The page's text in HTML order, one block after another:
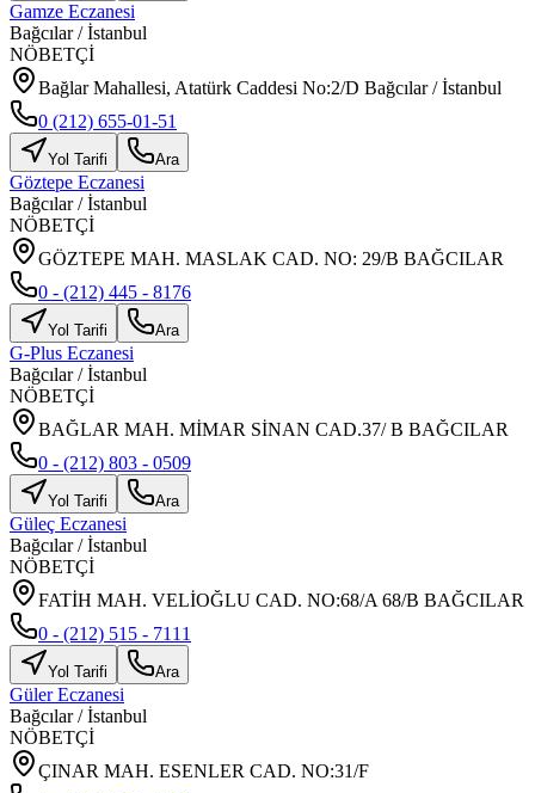
Gamze Eczanesi
Bağcılar/İstanbul
NÖBETÇİ
Bağlar Mahallesi, Atatürk Caddesi No:2/D Bağcılar / İstanbul
0 (212) 655-01-51
Yol Tarifi Ara
Göztepe Eczanesi
Bağcılar/İstanbul
NÖBETÇİ
GÖZTEPE MAH. MASLAK CAD. NO: 29/B BAĞCILAR
0 - (212) 445 - 8176
Yol Tarifi Ara
G-Plus Eczanesi
Bağcılar/İstanbul
NÖBETÇİ
BAĞLAR MAH. MİMAR SİNAN CAD.37/ B BAĞCILAR
0 - (212) 803 - 0509
Yol Tarifi Ara
Güleç Eczanesi
Bağcılar/İstanbul
NÖBETÇİ
FATİH MAH. VELİOĞLU CAD. NO:68/A 68/B BAĞCILAR
0 - (212) 515 - 7111
Yol Tarifi Ara
Güler Eczanesi
Bağcılar/İstanbul
NÖBETÇİ
ÇINAR MAH. ESENLER CAD. NO:31/F